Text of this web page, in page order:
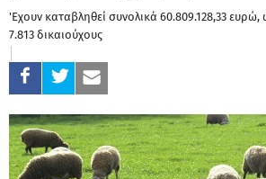
'Εχουν καταβληθεί συνολικά 60.809.128,33
7.813 δικαιούχους